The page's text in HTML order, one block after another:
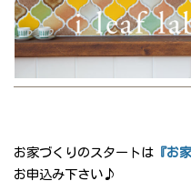
お家づくりの スタート は 『お
お申込み下さい♪